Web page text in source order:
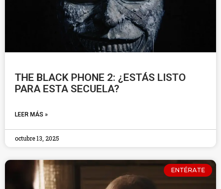
THE BLACK PHONE 2: ¿ESTÁS LISTO
PARA ESTA SECUELA?
LEER MÁS »
octubre 13, 2025
ENTÉRATE